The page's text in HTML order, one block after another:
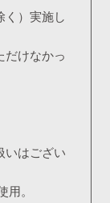
く）実施し
だけなかっ
いはござい
。